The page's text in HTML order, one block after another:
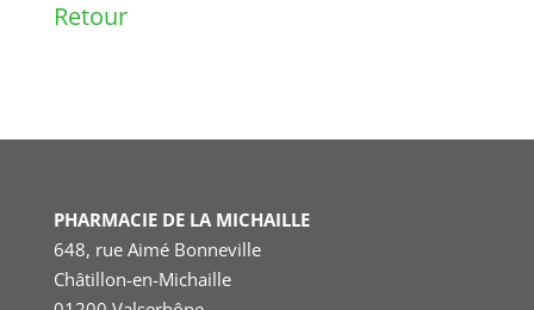
Retour
PHARMACIE DE LA MICHAILLE
648, rue Aimé Bonneville
Châtillon-en-Michaille